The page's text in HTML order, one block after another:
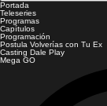
Portada
Teleseries
Programas
Capítulos
Programación
Postula Volverías con Tu Ex
Casting Dale Play
Mega GO